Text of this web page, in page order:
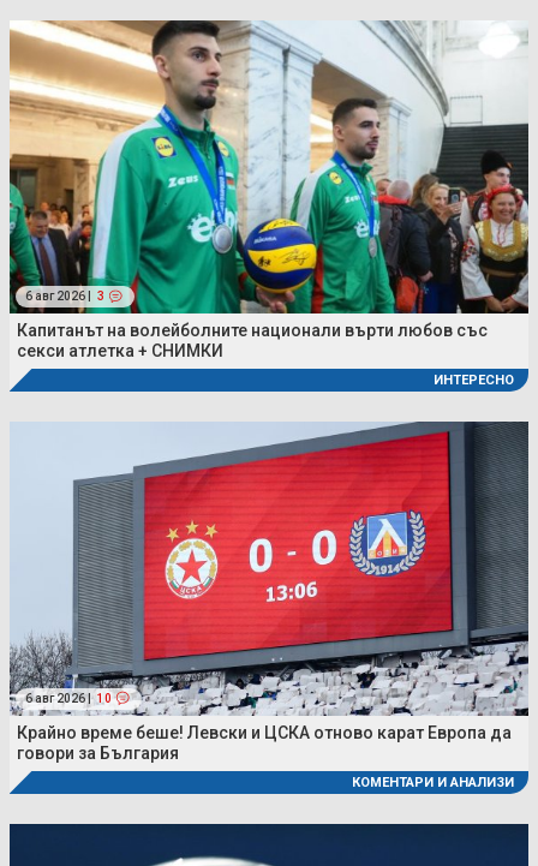
6 авг 2026 | 3
Капитанът на волейболните национали върти любов със
секси атлетка + СНИМКИ
ИНТЕРЕСНО
6 авг 2026 | 10
Крайно време беше! Левски и ЦСКА отново карат Европа да
говори за България
КОМЕНТАРИ И АНАЛИЗИ